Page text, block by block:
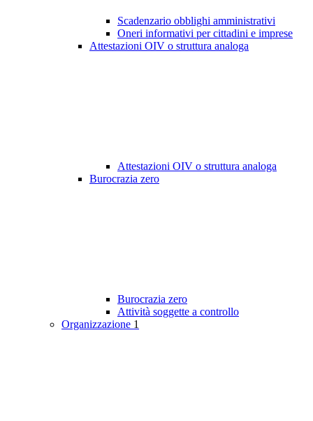
Scadenzario obblighi amministrativi
Oneri informativi per cittadini e imprese
Attestazioni OIV o struttura analoga
Attestazioni OIV o struttura analoga
Burocrazia zero
Burocrazia zero
Attività soggette a controllo
Organizzazione 1